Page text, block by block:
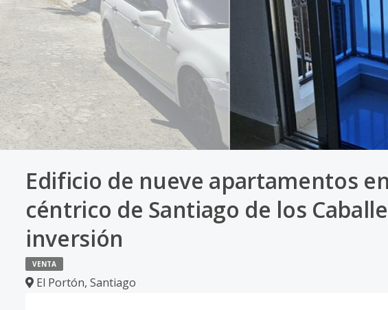
Edificio de nueve apartamentos
céntrico de Santiago de los
inversión
VENTA
El Portón, Santiago